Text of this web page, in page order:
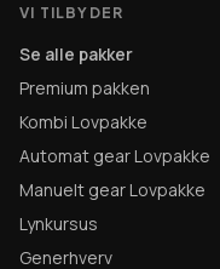
VI TILBYDER
Se alle pakker
Premium pakken
Kombi Lovpakke
Automat gear Lovpakke
Manuelt gear Lovpakke
Lynkursus
Generhverv